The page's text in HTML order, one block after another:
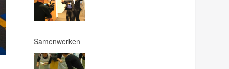
Samenwerken